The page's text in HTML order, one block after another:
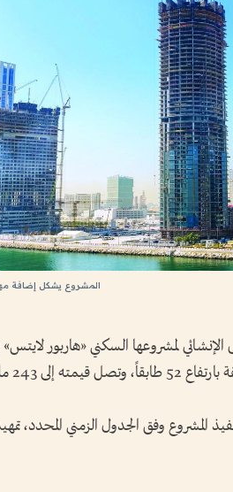
المشروع يشكل إضافة
لمشروعها السكني «هاربور
مليون درهم.
المشروع وفق الجدول الزمني المحدد،